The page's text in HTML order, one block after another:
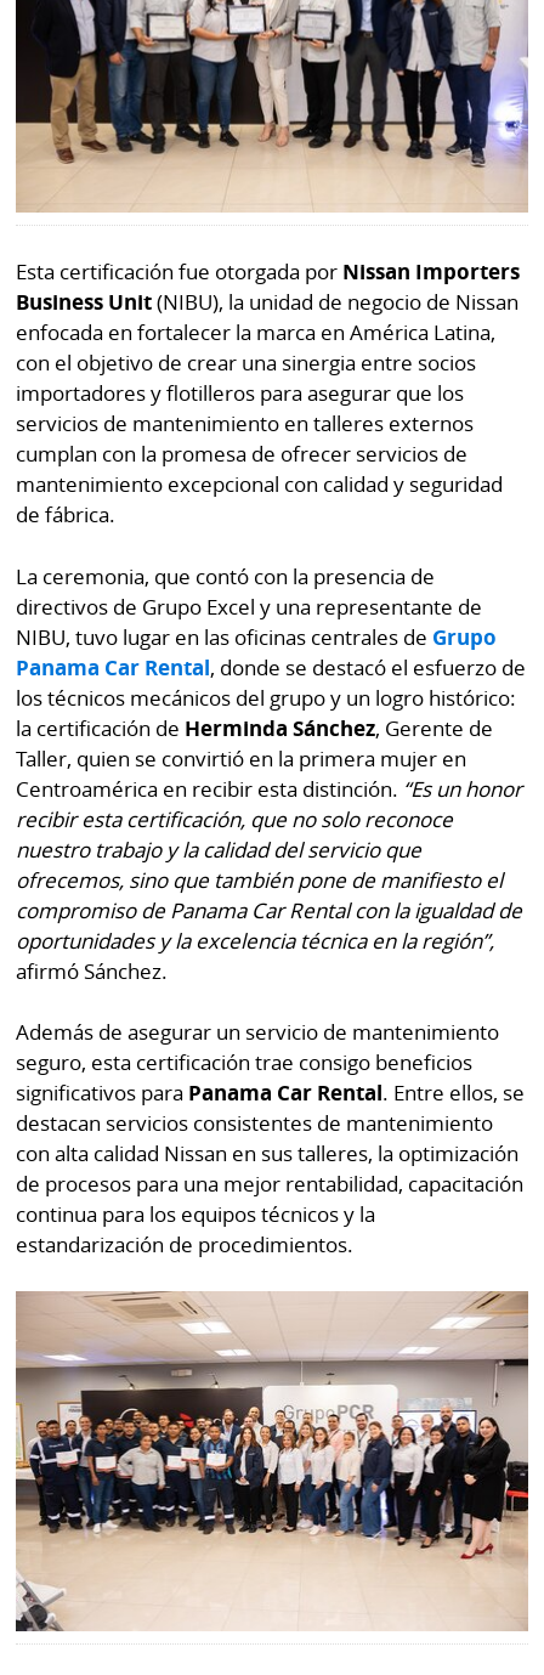
Repregunta
Esta certificación fue otorgada por Nissan Importers
Business Unit(NIBU), la unidad de negocio de Nissan
enfocada en fortalecer la marca en América Latina,
con el objetivo de crear una sinergia entre socios
importadores y flotilleros para asegurar que los
servicios de mantenimiento en talleres externos
cumplan con la promesa de ofrecer servicios de
mantenimiento excepcional con calidad y seguridad
de fábrica.
La ceremonia, que contó con la presencia de
directivos de Grupo Excel y una representante de
NIBU, tuvo lugar en las oficinas centrales de Grupo
Panama Car Rental, donde se destacó el esfuerzo de
los técnicos mecánicos del grupo y un logro histórico:
la certificación de Herminda Sánchez, Gerente de
Taller, quien se convirtió en la primera mujer en
Centroamérica en recibir esta distinción. “Es un honor
recibir esta certificación, que no solo reconoce
nuestro trabajo y la calidad del servicio que
ofrecemos, sino que también pone de manifiesto el
compromiso de Panama Car Rental con la igualdad de
oportunidades y la excelencia técnica en la región”,
afirmó Sánchez.
Además de asegurar un servicio de mantenimiento
seguro, esta certificación trae consigo beneficios
significativos para Panama Car Rental. Entre ellos, se
destacan servicios consistentes de mantenimiento
con alta calidad Nissan en sus talleres, la optimización
de procesos para una mejor rentabilidad, capacitación
continua para los equipos técnicos y la
estandarización de procedimientos.